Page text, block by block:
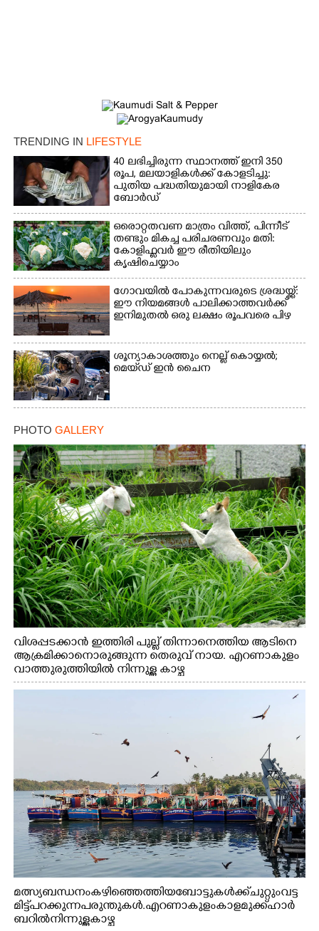
TRENDING IN LIFESTYLE
40 ലഭിച്ചിരുന്ന സ്ഥാനത്ത് ഇനി 350
രൂപ, മലയാളികൾക്ക് കോളടിച്ചു:
പുതിയ പദ്ധതിയുമായി നാളികേര
ബോർഡ്
ഒരൊറ്റതവണ മാത്രം വിത്ത്, പിന്നീട്
തണ്ടും മികച്ച പരിചരണവും മതി:
കോളിഫ്ലവർ ഈ രീതിയിലും
കൃഷിചെയ്യാം
ഗോവയിൽ പോകുന്നവരുടെ ശ്രദ്ധയ്ക്ക്:
ഈ നിയമങ്ങൾ പാലിക്കാത്തവർക്ക്
ഇനിമുതൽ ഒരു ലക്ഷം രൂപവരെ പിഴ
ശൂന്യാകാശത്തും നെല്ല് കൊയ്യൽ;
മെയ്‌ഡ് ഇൻ ചൈന
PHOTO GALLERY
വിശപ്പടക്കാൻ ഇത്തിരി പുല്ല് തിന്നാനെത്തിയ ആടിനെ
ആക്രമിക്കാനൊരുങ്ങുന്ന തെരുവ് നായ. എറണാകുളം
വാത്തുരുത്തിയിൽ നിന്നുള്ള കാഴ്ച
മത്സ്യബന്ധനം കഴിഞ്ഞെത്തിയ ബോട്ടുകൾക്ക് ചുറ്റും വട്ട
മിട്ട് പറക്കുന്ന പരുന്തുകൾ. എറണാകുളം കാളമുക്ക് ഹാർ
ബറിൽ നിന്നുള്ള കാഴ്ച